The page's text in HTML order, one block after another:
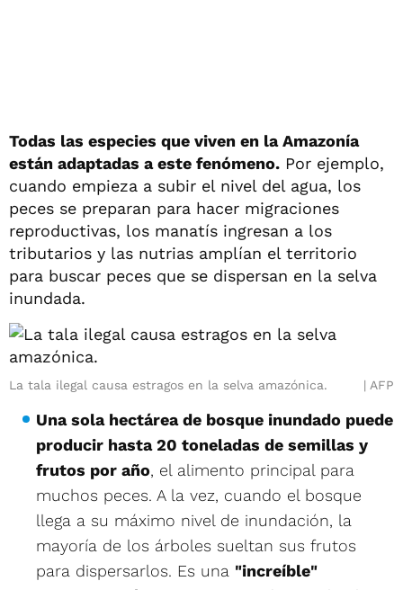
Todas las especies que viven en la Amazonía
están adaptadas a este fenómeno. Por ejemplo,
cuando empieza a subir el nivel del agua, los
peces se preparan para hacer migraciones
reproductivas, los manatís ingresan a los
tributarios y las nutrias amplían el territorio
para buscar peces que se dispersan en la selva
inundada.
La tala ilegal causa estragos en la selva amazónica. AFP
Una sola hectárea de bosque inundado puede
producir hasta 20 toneladas de semillas y
frutos por año, el alimento principal para
muchos peces. A la vez, cuando el bosque
llega a su máximo nivel de inundación, la
mayoría de los árboles sueltan sus frutos
para dispersarlos. Es una "increíble"